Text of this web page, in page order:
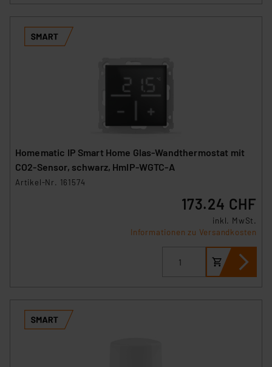
Homematic IP Smart Home Glas-Wandthermostat mit
CO2-Sensor, schwarz, HmIP-WGTC-A
Artikel-Nr. 161574
173.24 CHF
inkl. MwSt.
Informationen zu Versandkosten